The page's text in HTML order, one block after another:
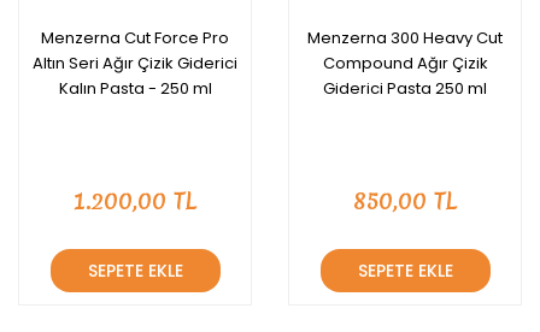
Menzerna Cut Force Pro
Altın Seri Ağır Çizik Giderici
Kalın Pasta - 250 ml
1.200,00 TL
SEPETE EKLE
Menzerna 300 Heavy Cut
Compound Ağır Çizik
Giderici Pasta 250 ml
850,00 TL
SEPETE EKLE